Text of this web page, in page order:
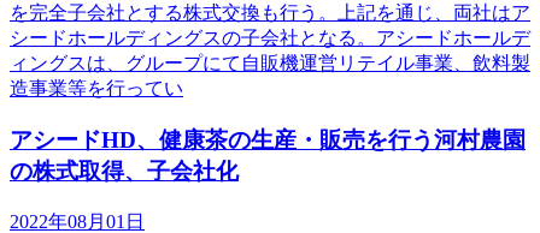
を完全子会社とする株式交換も行う。上記を通じ、両社はア
シードホールディングスの子会社となる。アシードホールデ
ィングスは、グループにて自販機運営リテイル事業、飲料製
造事業等を行ってい
アシードHD、健康茶の生産・販売を行う河村農園
の株式取得、子会社化
2022年08月01日